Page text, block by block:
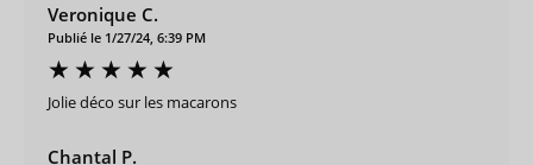
Veronique C.
Publié le 1/27/24, 6:39 PM
Jolie déco sur les macarons
Chantal P.